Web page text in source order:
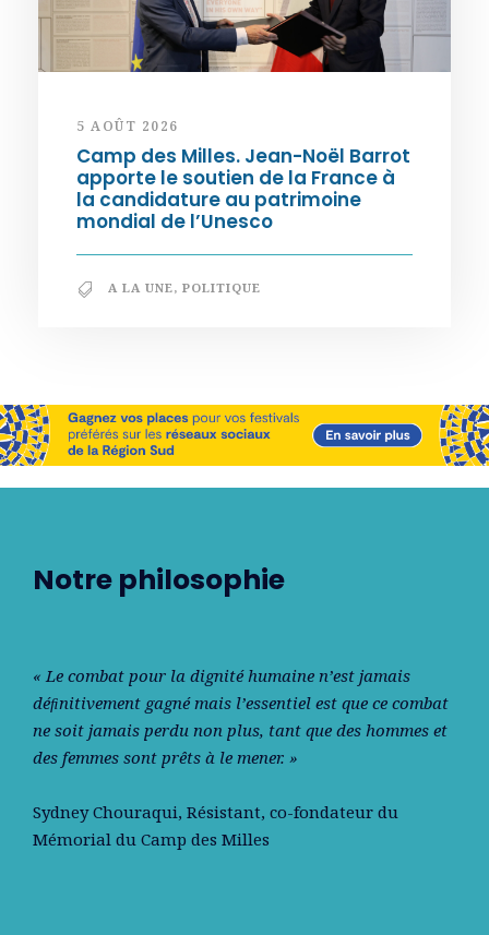
5 AOÛT 2026
Camp des Milles. Jean-Noël Barrot
apporte le soutien de la France à
la candidature au patrimoine
mondial de l’Unesco
A LA UNE, POLITIQUE
Notre philosophie
« Le combat pour la dignité humaine n’est jamais
déﬁnitivement gagné mais l’essentiel est que ce combat
ne soit jamais perdu non plus, tant que des hommes et
des femmes sont prêts à le mener. »
Sydney Chouraqui, Résistant, co-fondateur du
Mémorial du Camp des Milles